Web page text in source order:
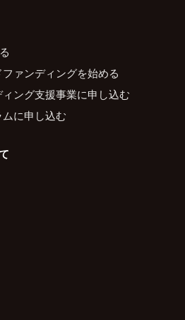
ァンディングを始める
ング支援事業に申し込む
に申し込む